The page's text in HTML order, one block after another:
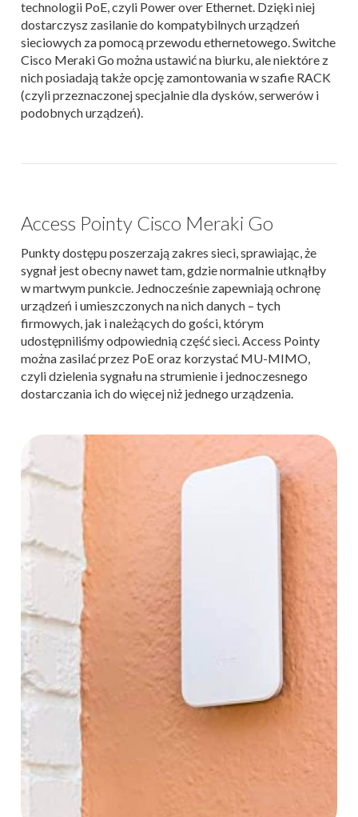
technologii PoE, czyli Power over Ethernet. Dzięki niej
dostarczysz zasilanie do kompatybilnych urządzeń
sieciowych za pomocą przewodu ethernetowego. Switche
Cisco Meraki Go można ustawić na biurku, ale niektóre z
nich posiadają także opcję zamontowania w szafie RACK
(czyli przeznaczonej specjalnie dla dysków, serwerów i
podobnych urządzeń).
Access Pointy Cisco Meraki Go
Punkty dostępu poszerzają zakres sieci, sprawiając, że
sygnał jest obecny nawet tam, gdzie normalnie utknąłby
w martwym punkcie. Jednocześnie zapewniają ochronę
urządzeń i umieszczonych na nich danych – tych
firmowych, jak i należących do gości, którym
udostępniliśmy odpowiednią część sieci. Access Pointy
można zasilać przez PoE oraz korzystać MU-MIMO,
czyli dzielenia sygnału na strumienie i jednoczesnego
dostarczania ich do więcej niż jednego urządzenia.